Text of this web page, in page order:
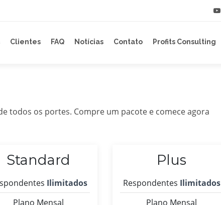
Clientes FAQ Notícias Contato Profits Consulting
todos os portes. Compre um pacote e comece agora
Standard
Ilimitados
Plano Mensal
Plus
Respondentes Ilimitados
Plano Mensal